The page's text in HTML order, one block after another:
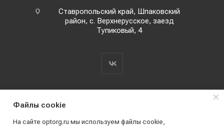
Ставропольский край, Шпаковский
район, с. Верхнерусское, заезд
Тупиковый, 4
Файлы cookie
На сайте optorg.ru мы используем файлы cookie,